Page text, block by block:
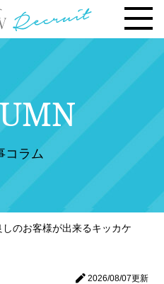
の違い
切なし
コラム
しのお客様が出来るキッカケ
2026/08/07更新